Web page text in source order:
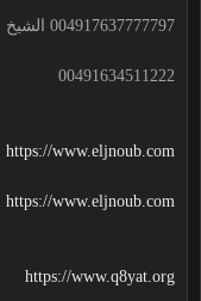
004917637777797 الشيخ الروحاني جلب الحبيب و خلال ساعة
00491634511222
https://www.eljnoub.com
https://www.eljnoub.com
https://www.q8yat.org